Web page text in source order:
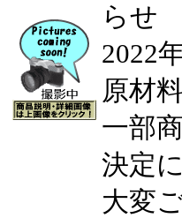
らせ
2022
原材
一部
決定
大変